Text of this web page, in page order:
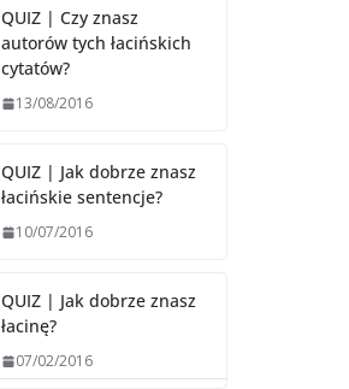
QUIZ | Czy znasz
autorów tych łacińskich
cytatów?
13/08/2016
QUIZ | Jak dobrze znasz
łacińskie sentencje?
10/07/2016
QUIZ | Jak dobrze znasz
łacinę?
07/02/2016